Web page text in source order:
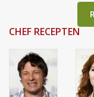
CHEF RECEPTEN